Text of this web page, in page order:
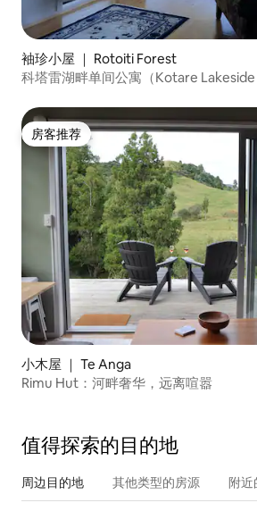
袖珍小屋 ｜ Rotoiti Forest
科塔雷湖畔单间公寓（Kotare Lakeside
房客推荐
房客推荐
小木屋 ｜ Te Anga
Rimu Hut：河畔奢华，远离喧嚣
值得探索的目的地
周边目的地 其他类型的房源 附近